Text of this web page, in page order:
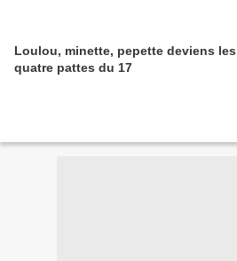
Loulou, minette, pepette deviens les
quatre pattes du 17